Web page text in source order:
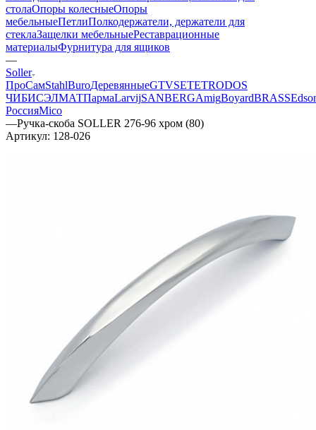
столаОпоры колесныеОпоры
мебельныеПетлиПолкодержатели, держатели для
стеклаЗащелки мебельныеРеставрационные
материалыФурнитура для ящиков
—
Soller
ПроСамStahlBuroДеревянныеGTVSETETRODOS
ЧИБИСЭЛМАТПармаLarvijSANBERGAmigBoyardBRASS
РоссияMico
—Ручка-скоба SOLLER 276-96 хром (80)
Артикул: 128-026